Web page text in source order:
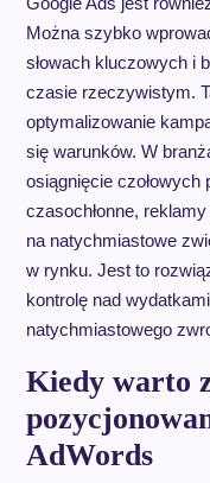
Można szybko
słowach kluczowych i
czasie rzeczywistym.
optymalizowanie
się warunków. W
osiągnięcie
czasochłonne,
na natychmiastowe
w rynku. Jest to
kontrolę nad
natychmiastowego
Kiedy warto
AdWords